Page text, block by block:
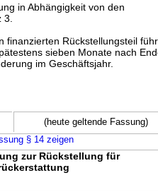
in Abhängigkeit von den
finanzierten Rückstellungsteil
sieben Monate nach
im Geschäftsjahr.
(heute geltende Fassung)
§ 14 zeigen
zur Rückstellung für